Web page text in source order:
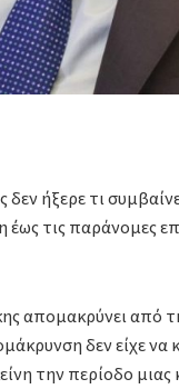
ήξερε τι
έως τις παράνομες
απομακρύνει από
δεν είχε
την περίοδο